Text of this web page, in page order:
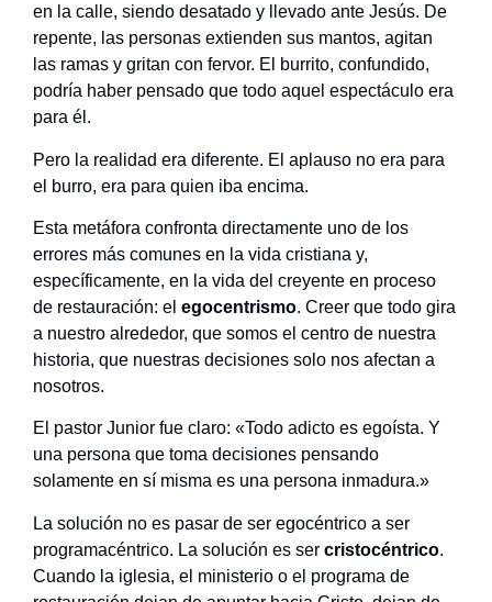
en la calle, siendo desatado y llevado ante Jesús. De
repente, las personas extienden sus mantos, agitan
las ramas y gritan con fervor. El burrito, confundido,
podría haber pensado que todo aquel espectáculo era
para él.
Pero la realidad era diferente. El aplauso no era para
el burro, era para quien iba encima.
Esta metáfora confronta directamente uno de los
errores más comunes en la vida cristiana y,
específicamente, en la vida del creyente en proceso
de restauración: el egocentrismo. Creer que todo gira
a nuestro alrededor, que somos el centro de nuestra
historia, que nuestras decisiones solo nos afectan a
nosotros.
El pastor Junior fue claro: «Todo adicto es egoísta. Y
una persona que toma decisiones pensando
solamente en sí misma es una persona inmadura.»
La solución no es pasar de ser egocéntrico a ser
programacéntrico. La solución es ser cristocéntrico.
Cuando la iglesia, el ministerio o el programa de